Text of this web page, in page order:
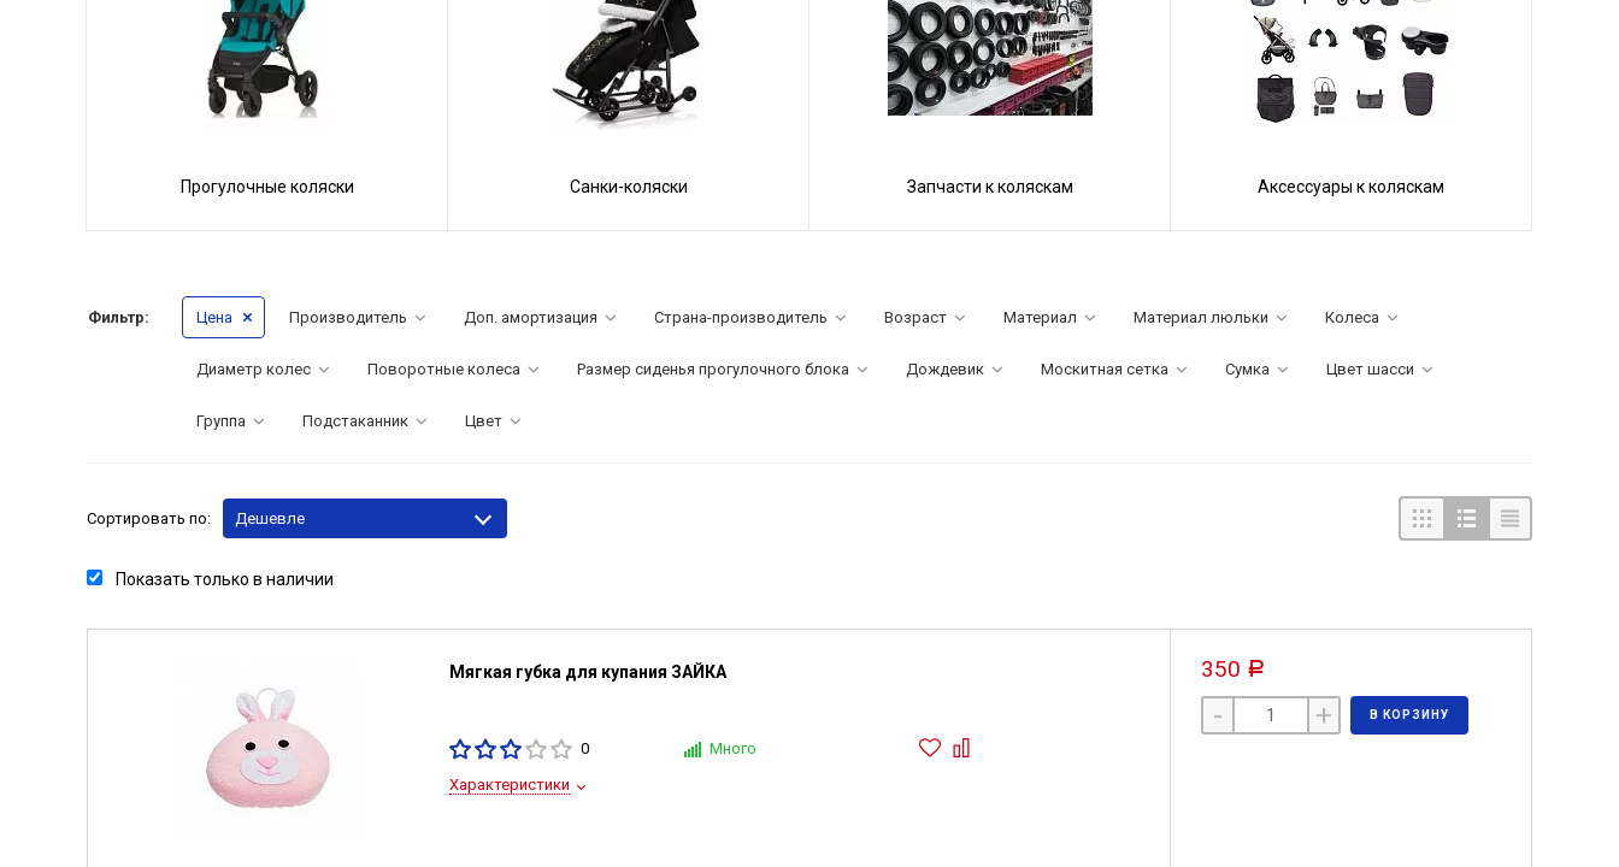
Прогулочные коляски Санки-коляски Запчасти к коляскам Аксессуары к коляскам
Фильтр: Цена Производитель Доп. амортизация Страна-производитель Возраст Материал Материал люльки Колеса
Диаметр колес Поворотные колеса Размер сиденья прогулочного блока Дождевик Москитная сетка Сумка Цвет шасси
Группа Подстаканник Цвет
Сортировать по: Дешевле
Показать только в наличии
Мягкая губка для купания ЗАЙКА
0
Много
Характеристики
350 Р
- + В КОРЗИНУ